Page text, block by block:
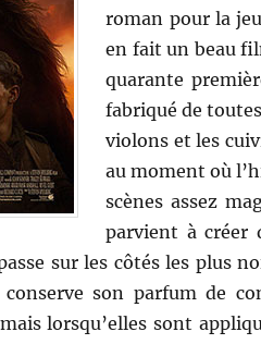
roman pour la
en fait un beau
quarante
fabriqué de
violons et les
au moment où
scènes assez
parvient à créer
sur les côtés les plus
conserve son parfum de
lorsqu’elles sont